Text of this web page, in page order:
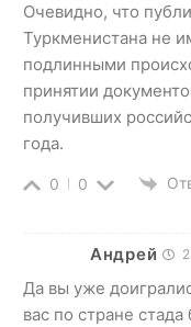
Очевидно, что
Туркменистана не
подлинными
принятии
получивших
года.
0 0
Андрей
Да вы уже
вас по стране